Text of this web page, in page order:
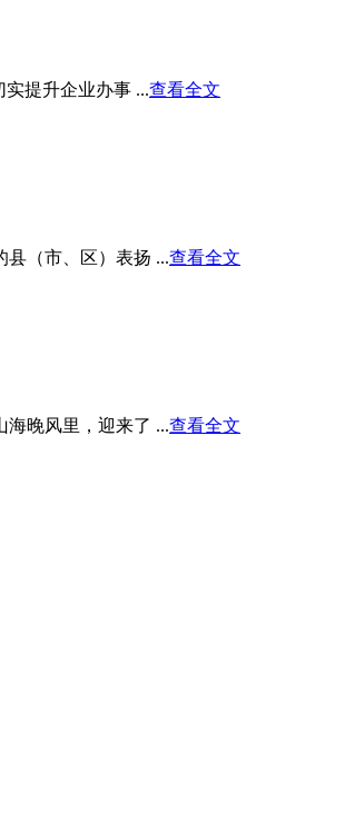
提升企业办事 ...查看全文
（市、区）表扬 ...查看全文
晚风里，迎来了 ...查看全文